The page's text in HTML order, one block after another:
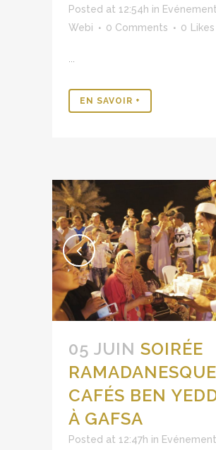
Posted at 12:54h in Evénement
Webi
0 Comments 0 Likes
EN SAVOIR +
05 JUIN SOIRÉE
CAFÉS BEN
À GAFSA
Posted at 12:47h in Evénement